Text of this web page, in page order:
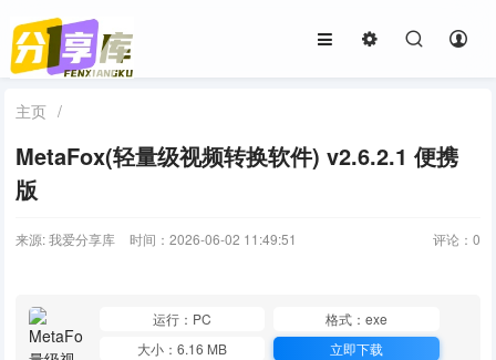
主页 /
MetaFox(轻量级视频转换软件) v2.6.2.1 便携
版
来源: 我爱分享库 时间：2026-06-02 11:49:51 评论： 0
运行：PC
格式：exe
大小：6.16 MB
立即下载